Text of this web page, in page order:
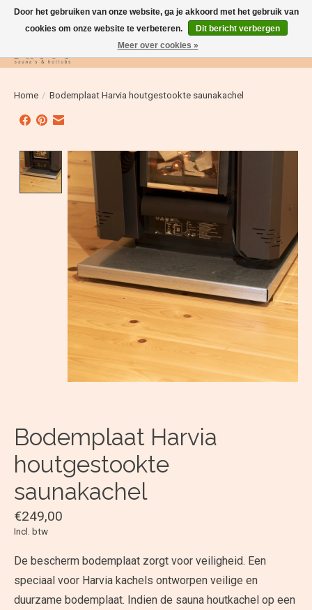
Verlanglijst
Home / Bodemplaat Harvia houtgestookte saunakachel
Product image slideshow Items
Bodemplaat Harvia
houtgestookte
saunakachel
€249,00
Incl. btw
De bescherm bodemplaat zorgt voor veiligheid. Een
speciaal voor Harvia kachels ontworpen veilige en
duurzame bodemplaat. Indien de sauna houtkachel op een
Door het gebruiken van onze website, ga je akkoord met het gebruik van
cookies om onze website te verbeteren.
Dit bericht verbergen
Meer over cookies »